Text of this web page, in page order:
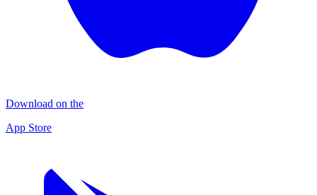
Download on the
App Store